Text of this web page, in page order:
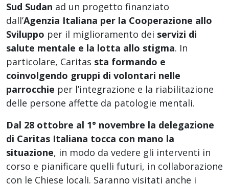
Sud Sudan ad un progetto finanziato
dall’Agenzia Italiana per la Cooperazione allo
Sviluppo per il miglioramento dei servizi di
salute mentale e la lotta allo stigma. In
particolare, Caritas sta formando e
coinvolgendo gruppi di volontari nelle
parrocchie per l’integrazione e la riabilitazione
delle persone affette da patologie mentali.
Dal 28 ottobre al 1° novembre la delegazione
di Caritas Italiana tocca con mano la
situazione, in modo da vedere gli interventi in
corso e pianificare quelli futuri, in collaborazione
con le Chiese locali. Saranno visitati anche i